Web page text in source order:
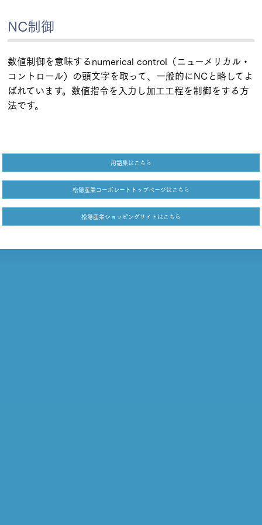
NC制御
数値制御を意味するnumerical control（ニューメリカル・
コントロール）の頭文字を取って、一般的にNCと略してよ
ばれています。数値指令を入力し加工工程を制御をする方
法です。
用語集はこちら
松陽産業コーポレートトップページはこちら
松陽産業ショッピングサイトはこちら